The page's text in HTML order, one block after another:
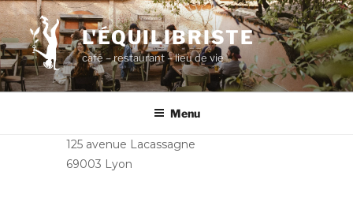
Aller
au
contenu
principal
L'ÉQUILIBRISTE
café – restaurant – lieu de vie
Menu
125 avenue Lacassagne
69003 Lyon